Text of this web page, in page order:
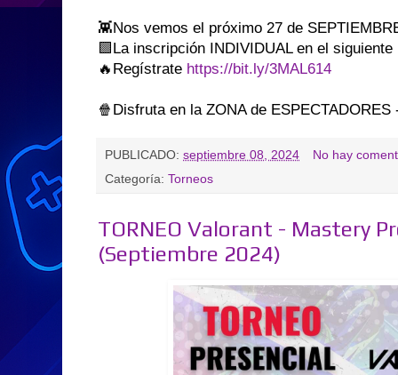
👾Nos vemos el próximo 27 de
🟩La inscripción INDIVIDUAL en el
🔥Regístrate https://bit.ly/3MAL614
🍿Disfruta en la ZONA de ESPECTADORES
PUBLICADO: septiembre 08, 2024
No hay
Categoría: Torneos
TORNEO Valorant - Mastery
(Septiembre 2024)